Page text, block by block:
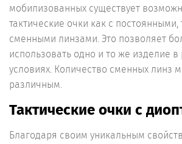
мобилизованных существует
тактические очки как с постоянными,
сменными линзами. Это позволяет
использовать одно и то же изделие
условиях. Количество сменных линз
различным.
Тактические очки с
Благодаря своим уникальным